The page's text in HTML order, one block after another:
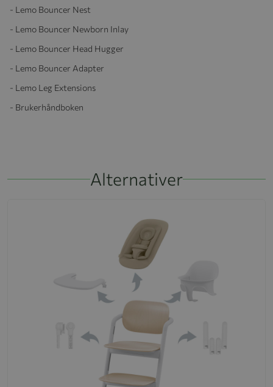
- Lemo Bouncer Nest
- Lemo Bouncer Newborn Inlay
- Lemo Bouncer Head Hugger
- Lemo Bouncer Adapter
- Lemo Leg Extensions
- Brukerhåndboken
Alternativer